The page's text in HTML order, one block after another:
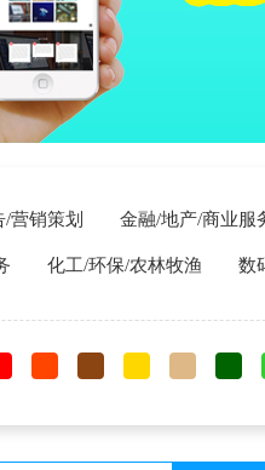
营销策划 金融/地产/商业服
化工/环保/农林牧渔 数